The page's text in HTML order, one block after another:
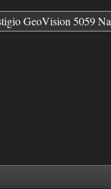
GeoVision 5059